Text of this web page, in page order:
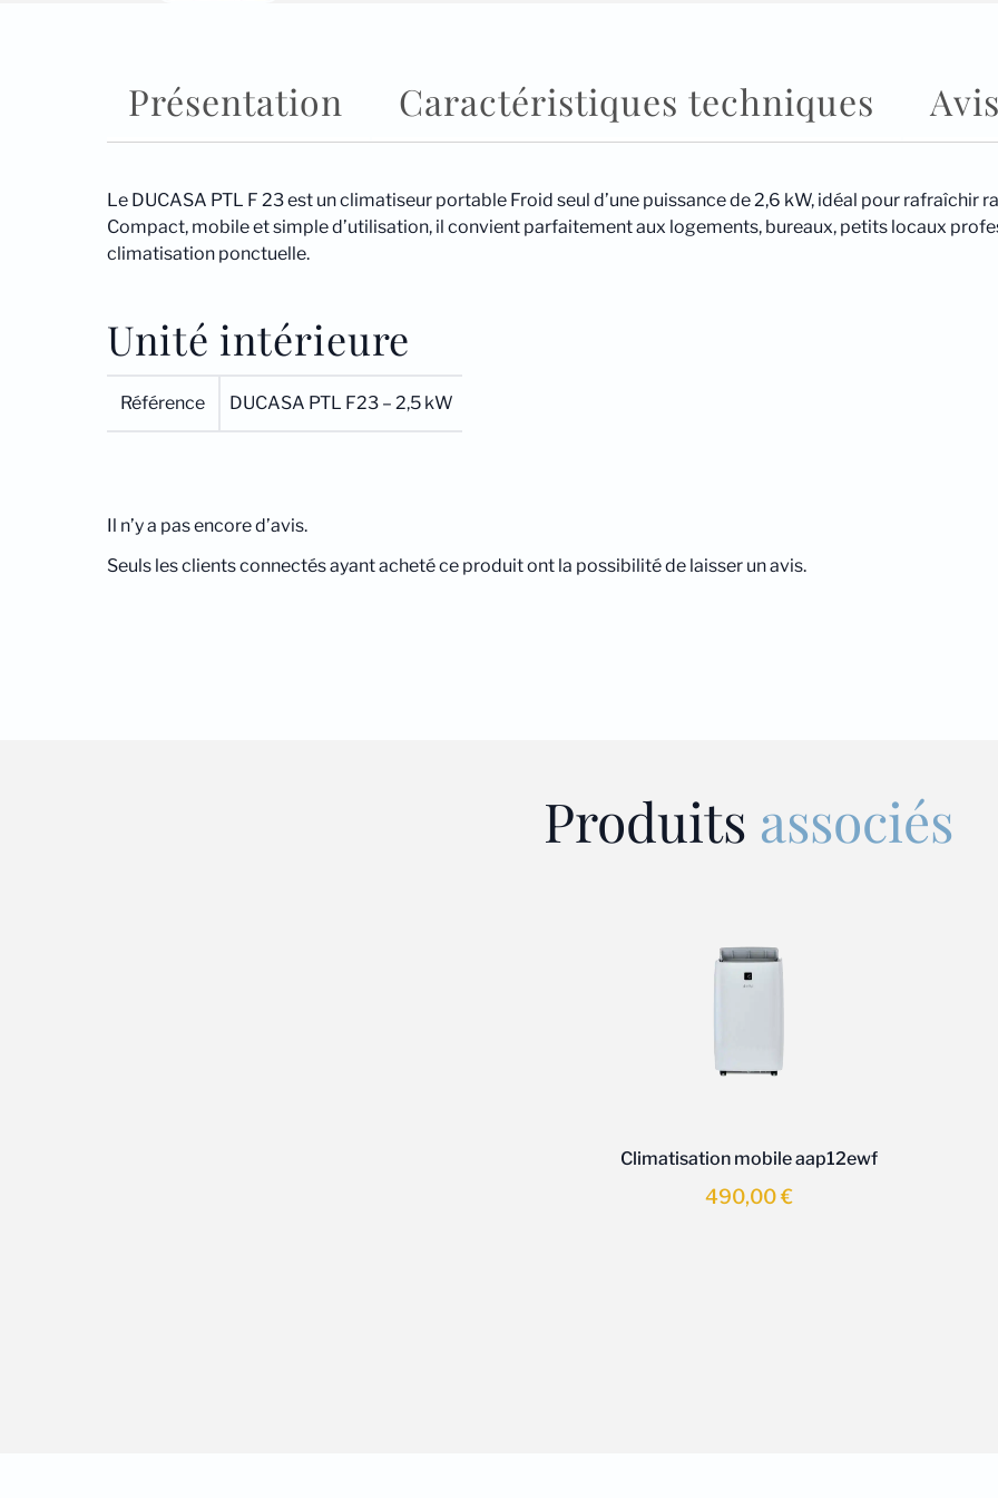
Présentation Caractéristiques techniques
Le DUCASA PTL F 23 est un climatiseur portable Froid seul d’une puissance de 2,6 kW, idéal pour rafraîchir
Compact, mobile et simple d’utilisation, il convient parfaitement aux logements, bureaux, petits locaux
climatisation ponctuelle.
Unité intérieure
Référence DUCASA PTL F23 – 2,5 kW
Il n’y a pas encore d’avis.
Seuls les clients connectés ayant acheté ce produit ont la possibilité de laisser un avis.
Produits associés
Climatisation mobile aap12ewf
490,00€